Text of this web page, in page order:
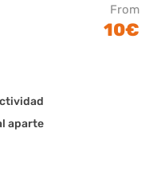
From
10€
aparte